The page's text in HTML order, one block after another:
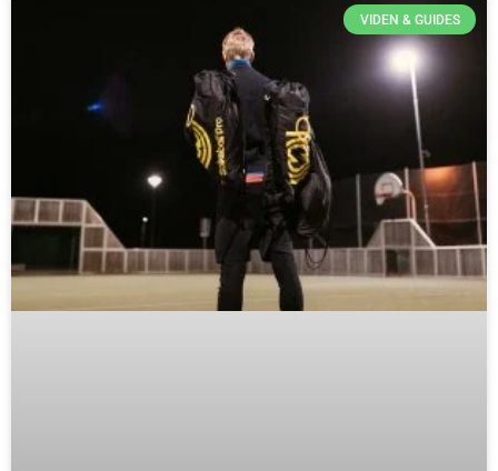
VIDEN & GUIDES